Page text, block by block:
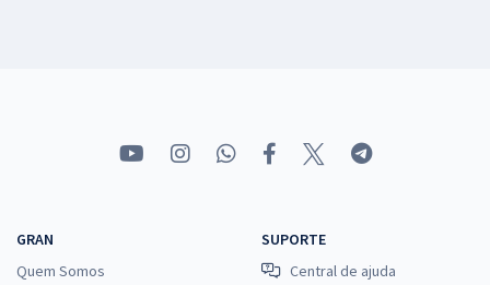
GRAN
Quem Somos
SUPORTE
Central de ajuda